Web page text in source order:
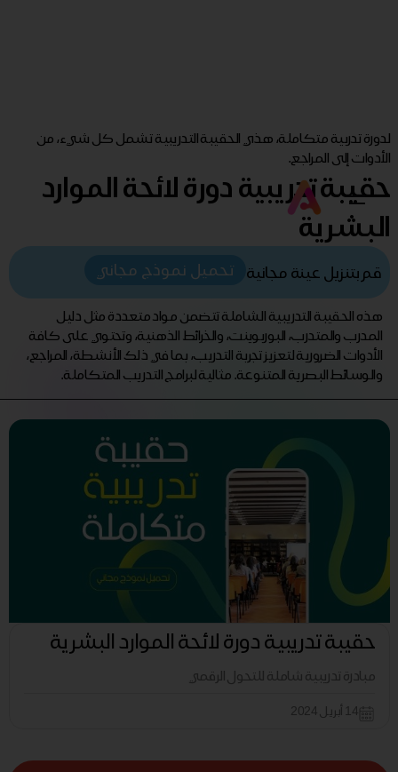
لدورة تدربية متكاملة، هذي الحقيبة التدريبية تشمل كل شيء، من
الأدوات إلى المراجع.
حقيبة تدريبية دورة لائحة الموارد
البشرية
قم بتنزيل عينة مجانية تحميل نموذج مجاني
هذه الحقيبة التدريبية الشاملة تتضمن مواد متعددة مثل دليل
المدرب والمتدرب، البوربوينت، والخرائط الذهنية، وتحتوي على كافة
الأدوات الضرورية لتعزيز تجربة التدريب، بما في ذلك الأنشطة، المراجع،
والوسائط البصرية المتنوعة. مثالية لبرامج التدريب المتكاملة.
حقيبة تدريبية دورة لائحة الموارد البشرية
مبادرة تدريبية شاملة للتحول الرقمي
14 أبريل 2024